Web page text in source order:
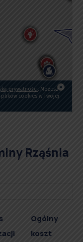
Rząśnia
Ogólny
koszt